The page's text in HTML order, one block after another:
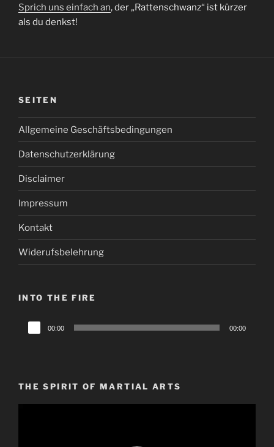
Sprich uns einfach an, der „Rattenschwanz“ ist kürzer
als du denkst!
SEITEN
Allgemeine Geschäftsbedingungen
Datenschutzerklärung
Disclaimer
Impressum
Kontakt
Widerufsbelehrung
INTO THE FIRE
Audio-
Player
00:00 00:00
THE SPIRIT OF MARTIAL ARTS